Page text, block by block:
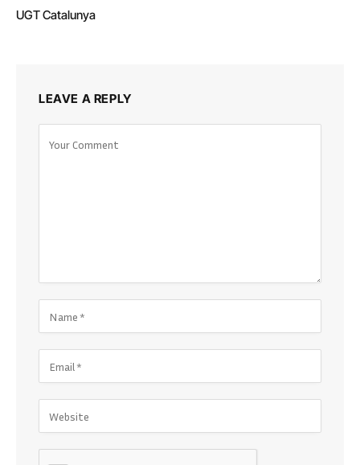
UGT Catalunya
LEAVE A REPLY